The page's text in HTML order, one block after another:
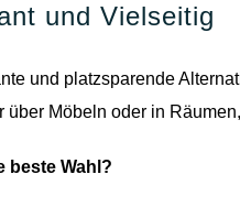
und Vielseitig
und platzsparende
über Möbeln oder in
beste Wahl?